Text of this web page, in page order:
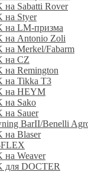
на Sabatti Rover
на Styer
на LM-призма
на Antonio Zoli
на Merkel/Fabarm
на CZ
на Remington
на Tikka T3
на HEYM
на Sako
на Sauer
BarII/Benelli
на Blaser
на Weaver
для DOCTER